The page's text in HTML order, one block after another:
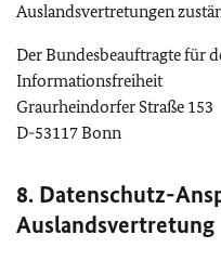
Auslandsvertretungen
Der Bundesbeauftragte für
Informationsfreiheit
Graurheindorfer Straße 153
D-53117 Bonn
8. Datenschutz-
Auslandsvertretung